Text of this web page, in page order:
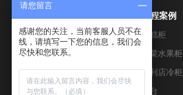
超市冷藏设备
烘焙设备
便利店设备
餐饮设备
工程案例
蛋糕柜
蔬菜水果柜
便利店冷柜
冰台
请您留言
感谢您的关注，当前客服人员不在
线，请填写一下您的信息，我们会
尽快和您联系。